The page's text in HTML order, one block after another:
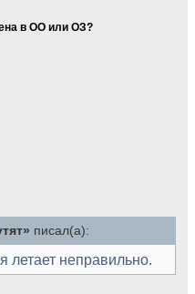
в ОО или ОЗ?
писал(а):
летает неправильно.